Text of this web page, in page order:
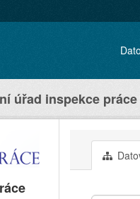
úřad inspekce práce